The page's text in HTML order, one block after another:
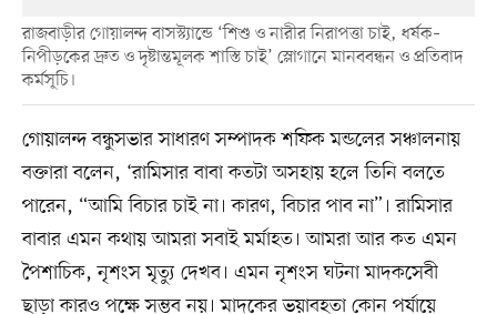
রাজবাড়ীর গোয়ালন্দ বাসস্ট্যান্ডে ‘শিশু ও নারীর নিরাপত্তা চাই, ধর্ষক–
নিপীড়কের দ্রুত ও দৃষ্টান্তমূলক শাস্তি চাই’ স্লোগানে মানববন্ধন ও প্রতিবাদ
কর্মসূচি।
গোয়ালন্দ বন্ধুসভার সাধারণ সম্পাদক শফিক মন্ডলের সঞ্চালনায়
বক্তারা বলেন, ‘রামিসার বাবা কতটা অসহায় হলে তিনি বলতে
পারেন, “আমি বিচার চাই না। কারণ, বিচার পাব না”। রামিসার
বাবার এমন কথায় আমরা সবাই মর্মাহত। আমরা আর কত এমন
পৈশাচিক, নৃশংস মৃত্যু দেখব। এমন নৃশংস ঘটনা মাদকসেবী
ছাড়া কারও পক্ষে সম্ভব নয়। মাদকের ভয়াবহতা কোন পর্যায়ে